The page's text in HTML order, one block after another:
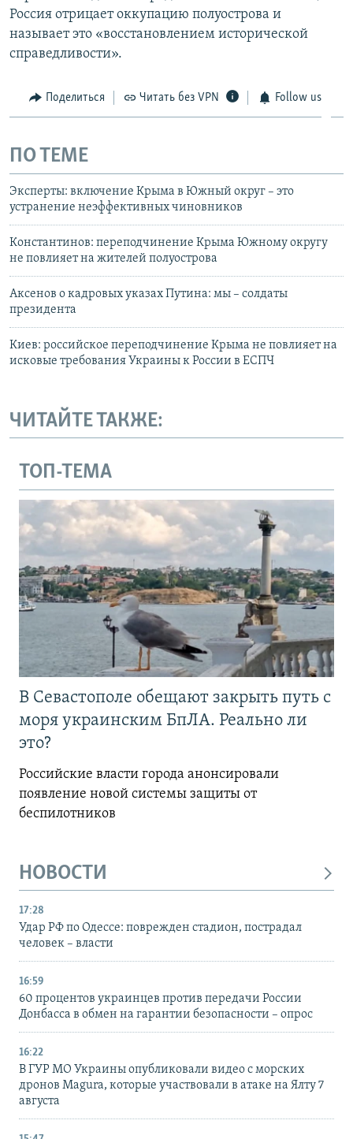
Россия отрицает оккупацию полуострова и
называет это «восстановлением исторической
справедливости».
Поделиться Читать без VPN Follow us
ПО ТЕМЕ
Эксперты: включение Крыма в Южный округ – это
устранение неэффективных чиновников
Константинов: переподчинение Крыма Южному округу
не повлияет на жителей полуострова
Аксенов о кадровых указах Путина: мы – солдаты
президента
Киев: российское переподчинение Крыма не повлияет на
исковые требования Украины к России в ЕСПЧ
ЧИТАЙТЕ ТАКЖЕ:
ТОП-ТЕМА
В Севастополе обещают закрыть путь с
моря украинским БпЛА. Реально ли
это?
Российские власти города анонсировали
появление новой системы защиты от
беспилотников
НОВОСТИ
17:28
Удар РФ по Одессе: поврежден стадион, пострадал
человек – власти
16:59
60 процентов украинцев против передачи России
Донбасса в обмен на гарантии безопасности – опрос
16:22
В ГУР МО Украины опубликовали видео с морских
дронов Magura, которые участвовали в атаке на Ялту 7
августа